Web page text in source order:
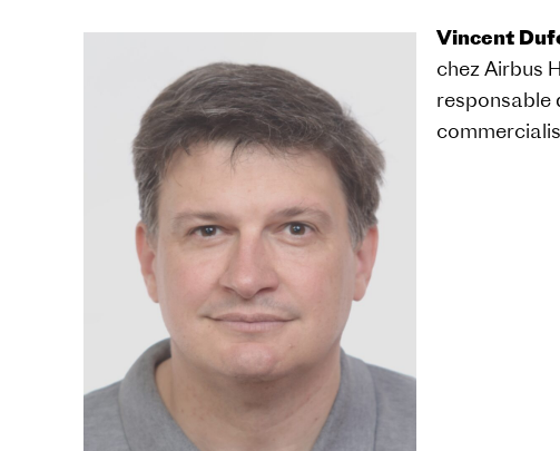
Vincent
chez Airbus
responsable